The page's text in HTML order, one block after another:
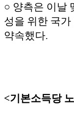
○ 양측은 이날
성을 위한 국
약속했다.
<기본소득당